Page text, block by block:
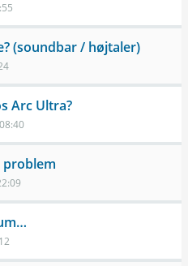
(soundbar / højtaler)
Arc Ultra?
problem